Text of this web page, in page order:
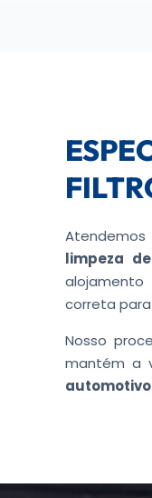
limpeza
correta
Nosso
mantém a
automotivo